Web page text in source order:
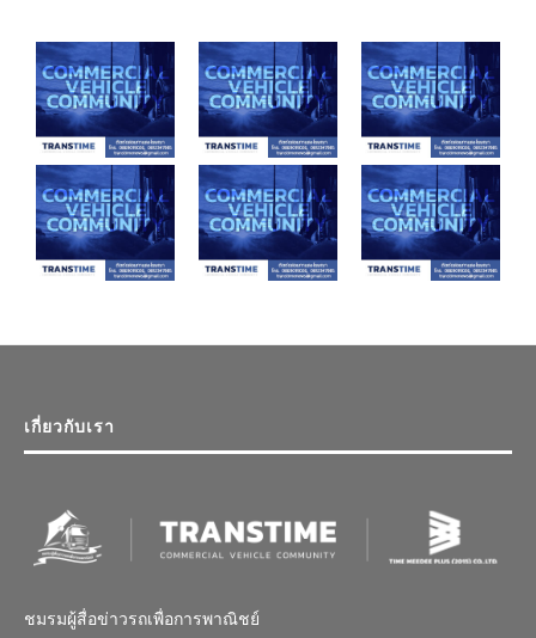
เกี่ยวกับเรา
ชมรมผู้สื่อข่าวรถเพื่อการพาณิชย์